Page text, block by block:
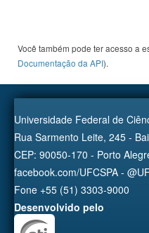
Você também pode ter acesso a
Documentação da API).
Universidade Federal de
Rua Sarmento Leite, 245 -
CEP: 90050-170 - Porto
facebook.com/UFCSPA -
Fone +55 (51) 3303-9000
Desenvolvido pelo